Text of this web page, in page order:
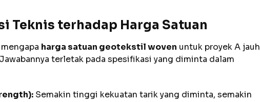
Teknis terhadap Harga Satuan
harga satuan geotekstil woven untuk proyek A jauh
terletak pada spesifikasi yang diminta dalam
Semakin tinggi kekuatan tarik yang diminta, semakin